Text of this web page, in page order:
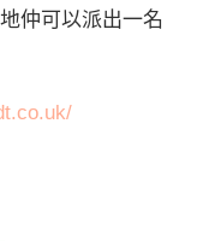
仲可以派出一名